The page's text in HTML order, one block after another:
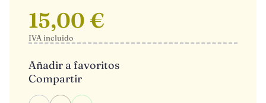
15,00 €
IVA incluido
Añadir a favoritos
Compartir